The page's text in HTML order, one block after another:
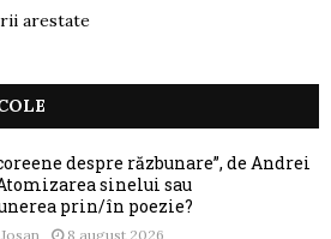
arestate
despre răzbunare”, de Andrei
sinelui sau
prin/în poezie?
8 august 2026